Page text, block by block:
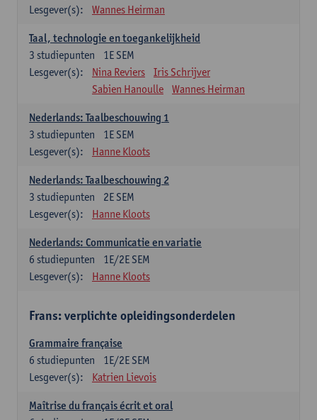
Lesgever(s):
Wannes Heirman
Taal, technologie en toegankelijkheid
1E SEM
3 studiepunten
Lesgever(s):
Nina Reviers
Iris Schrijver
Sabien Hanoulle
Wannes Heirman
Nederlands: Taalbeschouwing 1
1E SEM
3 studiepunten
Lesgever(s):
Hanne Kloots
Nederlands: Taalbeschouwing 2
2E SEM
3 studiepunten
Lesgever(s):
Hanne Kloots
Nederlands: Communicatie en variatie
1E/2E SEM
6 studiepunten
Lesgever(s):
Hanne Kloots
Frans: verplichte opleidingsonderdelen
Grammaire française
1E/2E SEM
6 studiepunten
Lesgever(s):
Katrien Lievois
Maîtrise du français écrit et oral